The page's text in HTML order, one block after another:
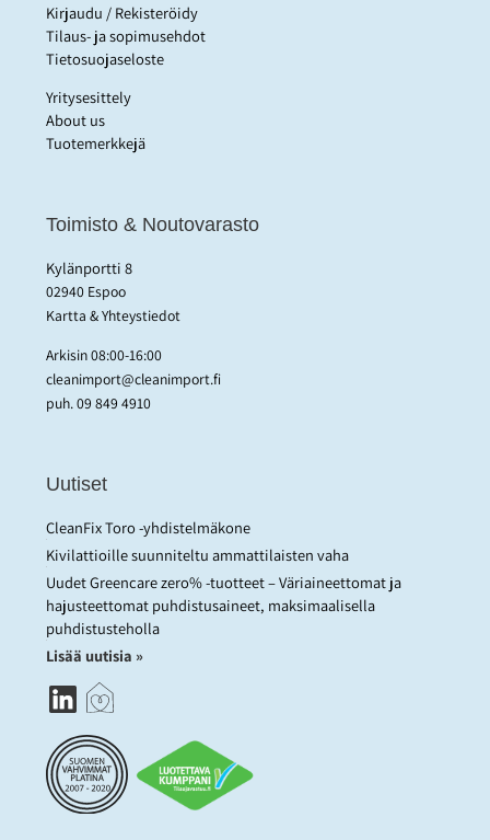
Kirjaudu / Rekisteröidy
Tilaus- ja sopimusehdot
Tietosuojaseloste
Yritysesittely
About us
Tuotemerkkejä
Toimisto & Noutovarasto
Kylänportti 8
02940 Espoo
Kartta & Yhteystiedot
Arkisin 08:00-16:00
cleanimport@cleanimport.fi
puh.09 849 4910
Uutiset
CleanFix Toro -yhdistelmäkone
Kivilattioille suunniteltu ammattilaisten vaha
Uudet Greencare zero% -tuotteet – Väriaineettomat ja
hajusteettomat puhdistusaineet, maksimaalisella
puhdistusteholla
Lisää uutisia »